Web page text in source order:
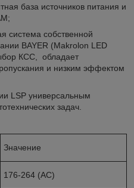
база источников питания и
система собственной
BAYER (Makrolon LED
КСС, обладает
и низким эффектом
LSP универсальным
задач.
Значение
176-264 (AC)